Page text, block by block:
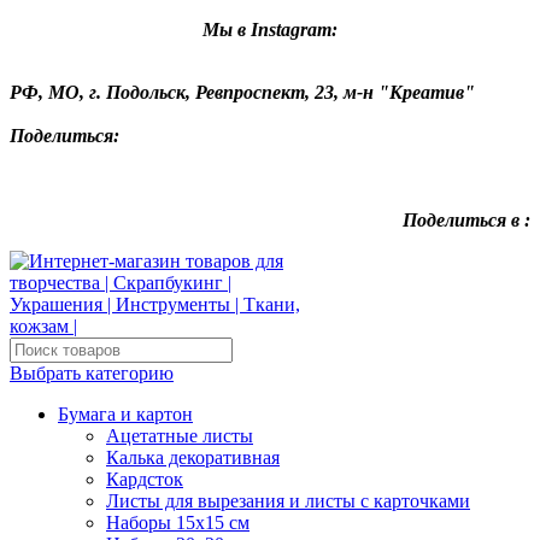
Мы в Instagram:
РФ, МО, г. Подольск, Ревпроспект, 23, м-н "Креатив"
Поделиться:
Поделиться в :
Выбрать категорию
Бумага и картон
Ацетатные листы
Калька декоративная
Кардсток
Листы для вырезания и листы с карточками
Наборы 15х15 см